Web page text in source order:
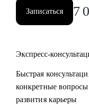
Записаться 7
Экспресс-
Быстрая
конкретные
развития карьеры